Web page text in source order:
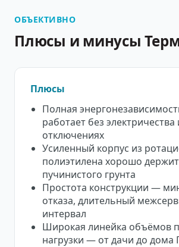
ОБЪЕКТИВНО
Плюсы и минусы
Плюсы
Полная
работает без электричества
отключениях
Усиленный корпус из
полиэтилена хорошо держит
пучинистого грунта
Простота конструкции —
отказа, длительный
интервал
Широкая линейка объёмов
нагрузки — от дачи до